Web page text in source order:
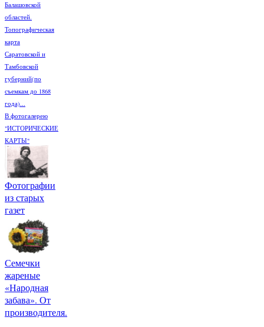
Балашовской
областей.
Топографическая
карта
Саратовской и
Тамбовской
губерний(по
съемкам до 1868
года)...
В фотогалерею
"ИСТОРИЧЕСКИЕ
КАРТЫ"
Фотографии
из старых
газет
Семечки
жареные
«Народная
забава». От
производителя.